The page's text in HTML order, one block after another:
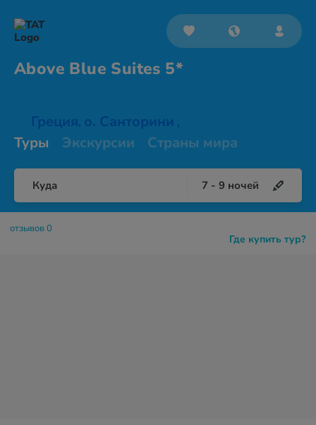
Above Blue Suites 5*
Греция, о. Санторини ,
Туры Экскурсии Страны мира
Куда 7 - 9 ночей
Где купить тур?
отзывов 0